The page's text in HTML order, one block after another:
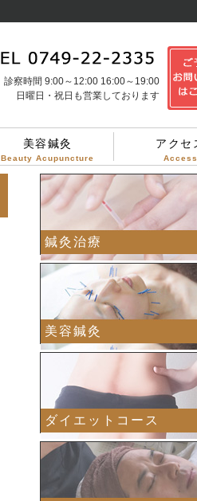
診察時間 9:00～12:00 16:00～19:00
日曜日・祝日も営業しております
美容鍼灸
Beauty Acupuncture
アクセ
Access
鍼灸治療
美容鍼灸
ダイエットコース